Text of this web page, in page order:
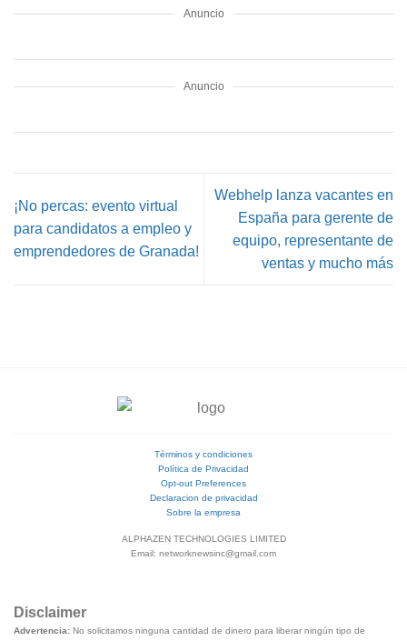
Anuncio
Anuncio
¡No percas: evento virtual
para candidatos a empleo y
emprendedores de Granada!
Webhelp lanza vacantes en
España para gerente de
equipo, representante de
ventas y mucho más
Términos y condiciones
Política de Privacidad
Opt-out Preferences
Declaracion de privacidad
Sobre la empresa
ALPHAZEN TECHNOLOGIES LIMITED
Email: networknewsinc@gmail.com
Disclaimer
Advertencia: No solicitamos ninguna cantidad de dinero para liberar ningún tipo de